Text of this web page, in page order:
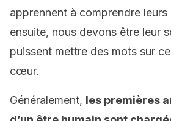
apprennent à comprendre leurs
ensuite, nous devons être leur
puissent mettre des mots sur
cœur.
Généralement, les premières